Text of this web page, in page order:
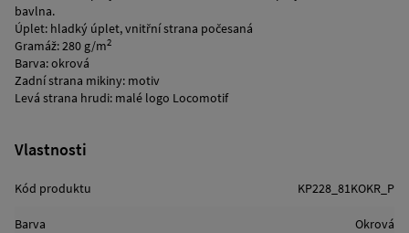
bavlna.
Úplet: hladký úplet, vnitřní strana počesaná
Gramáž: 280 g/m2
Barva: okrová
Zadní strana mikiny: motiv
Levá strana hrudi: malé logo Locomotif
Vlastnosti
Kód produktu KP228_81KOKR_P
Barva Okrová